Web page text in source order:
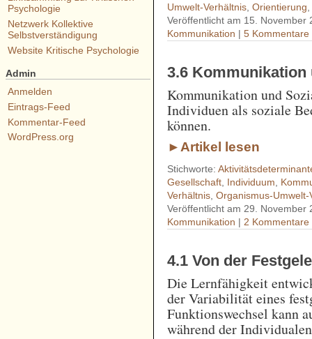
Umwelt-Verhältnis ,Orientierung
Veröffentlicht am 15. November
Kommunikation |5 Kommentare
3.6
Kommunikation und
Individuen als soziale
können.
►Artikel lesen
Stichworte:
Gesellschaft, Individuum,
Verhältnis,Organismus-Umwelt-
Veröffentlicht am 29. November
Kommunikation |2 Kommentare
4.1 Von der
Die Lernfähigkeit
der Variabilität eines
Funktionswechsel kann
während der
Psychologie
Netzwerk Kollektive
Selbstverständigung
Website Kritische Psychologie
Admin
Anmelden
Eintrags-Feed
Kommentar-Feed
WordPress.org